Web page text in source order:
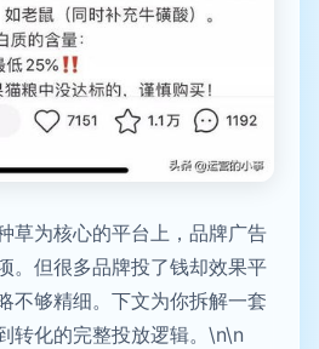
草为核心的平台上，品牌广告
。但很多品牌投了钱却效果平
不够精细。下文为你拆解一套
转化的完整投放逻辑。\n\n